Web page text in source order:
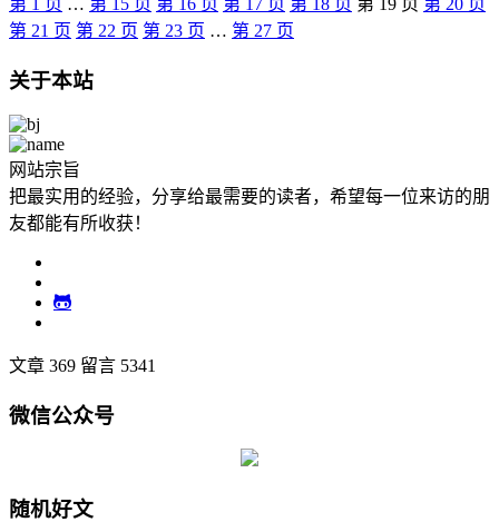
第 1 页 … 第 15 页 第 16 页 第 17 页 第 18 页 第 19 页 第 20 页
第 21 页 第 22 页 第 23 页 … 第 27 页
关于本站
网站宗旨
把最实用的经验，分享给最需要的读者，希望每一位来访的朋
友都能有所收获！
文章 369 留言 5341
微信公众号
随机好文